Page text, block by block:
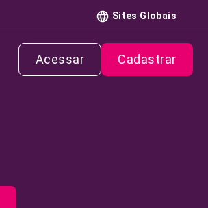
Sites Globais
Acessar Cadastrar